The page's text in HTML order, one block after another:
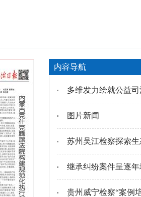
内容导航
多维发力绘就公益
图片新闻
苏州吴江检察探索
继承纠纷案件呈逐
贵州威宁检察“案例